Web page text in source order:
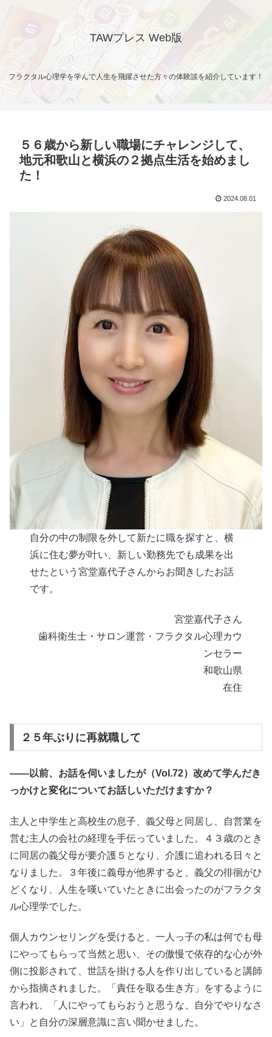
TAWプレス Web版
フラクタル心理学を学んで人生を飛躍させた方々の体験談を紹介しています！
５６歳から新しい職場にチャレンジして、
地元和歌山と横浜の２拠点生活を始めまし
た！
2024.08.01
自分の中の制限を外して新たに職を探すと、横
浜に住む夢が叶い、新しい勤務先でも成果を出
せたという宮堂嘉代子さんからお聞きしたお話
です。
宮堂嘉代子さん
歯科衛生士・サロン運営・フラクタル心理カウ
ンセラー
和歌山県
在住
２５年ぶりに再就職して
――以前、お話を伺いましたが（Vol.72）改めて学んだき
っかけと変化についてお話しいただけますか？
主人と中学生と高校生の息子、義父母と同居し、自営業を
営む主人の会社の経理を手伝っていました。４３歳のとき
に同居の義父母が要介護５となり、介護に追われる日々と
なりました。３年後に義母が他界すると、義父の徘徊がひ
どくなり、人生を嘆いていたときに出会ったのがフラクタ
ル心理学でした。
個人カウンセリングを受けると、一人っ子の私は何でも母
にやってもらって当然と思い、その傲慢で依存的な心が外
側に投影されて、世話を掛ける人を作り出していると講師
から指摘されました。「責任を取る生き方」をするように
言われ、「人にやってもらおうと思うな、自分でやりなさ
い」と自分の深層意識に言い聞かせました。